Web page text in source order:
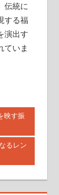
伝統に
する福
演出す
ていま
映す振
るレン